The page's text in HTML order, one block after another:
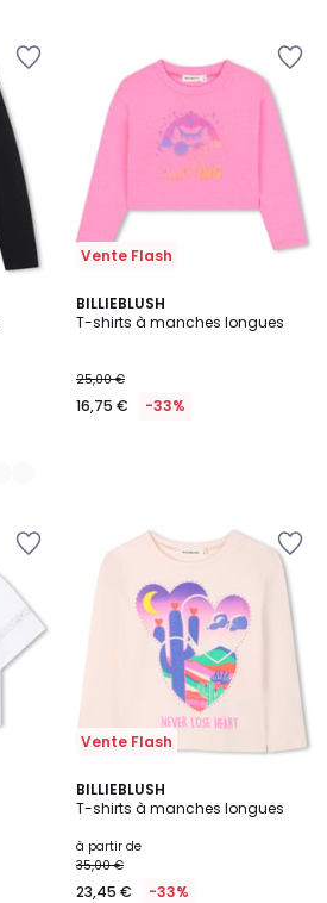
Vente Flash
BILLIEBLUSH
T-shirts à manches longues
25,00 €
16,75 € -33%
Vente Flash
BILLIEBLUSH
T-shirts à manches longues
à partir de
35,00 €
23,45 € -33%